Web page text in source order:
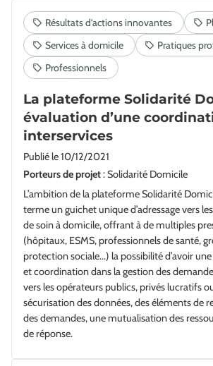
La plateforme Solidarité
évaluation d’une
interservices
Publié le10/12/2021
Porteurs de projet: Solidarité Domicile
L’ambition de la plateforme Solidarité
terme un guichet unique d’adressage vers
de soin à domicile, offrant à de multiples
(hôpitaux, ESMS, professionnels de santé,
protection sociale...) la possibilité d’avoir
et coordination dans la gestion des
vers les opérateurs publics, privés lucratifs
sécurisation des données, des éléments de
des demandes, une mutualisation des
de réponse.